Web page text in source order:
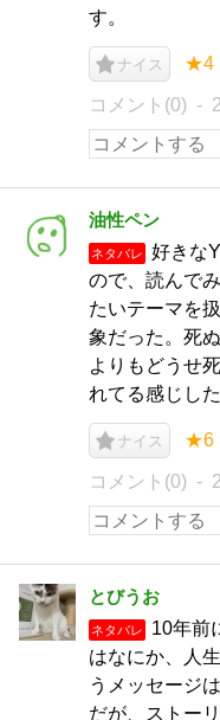
す。
ナイス ★4
コメント(0)
油性ペン
ネタバレ
好きな
ので、読んで
たいテーマを
象だった。死
よりもどうせ
れてる感じした
ナイス ★6
コメント(0)
とびうお
ネタバレ
10年前
はなにか、人
うメッセージ
だが、ストー